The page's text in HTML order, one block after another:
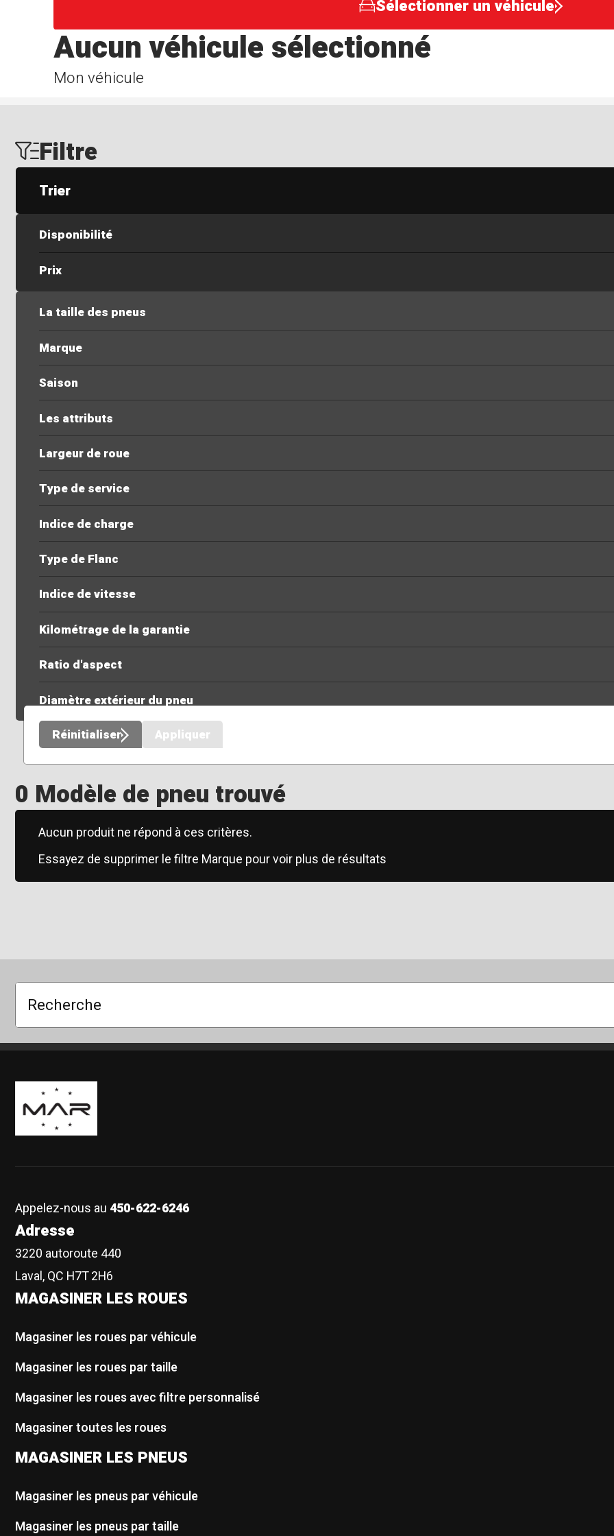
Sélectionner un véhicule
Mon véhicule
Aucun véhicule sélectionné
Filtre
Trier
Disponibilité
Prix
La taille des pneus
Marque
Saison
Les attributs
Largeur de roue
Type de service
Indice de charge
Type de Flanc
Indice de vitesse
Kilométrage de la garantie
Ratio d'aspect
Diamètre extérieur du pneu
Réinitialiser Appliquer
0 Modèle de pneu trouvé
Aucun produit ne répond à ces critères.
Essayez de supprimer le filtre Marque pour voir plus de résultats
Recherche
Boutique Mags à Rabais
Appelez-nous au 450-622-6246
Adresse
3220 autoroute 440
Laval, QC H7T 2H6
MAGASINER LES ROUES
Magasiner les roues par véhicule
Magasiner les roues par taille
Magasiner les roues avec filtre personnalisé
Magasiner toutes les roues
MAGASINER LES PNEUS
Magasiner les pneus par véhicule
Magasiner les pneus par taille